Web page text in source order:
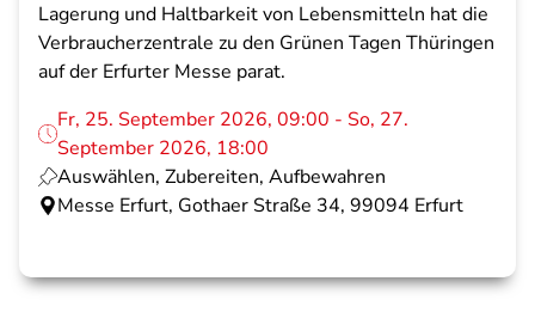
Lagerung und Haltbarkeit von Lebensmitteln hat die
Verbraucherzentrale zu den Grünen Tagen Thüringen
auf der Erfurter Messe parat.
Fr, 25. September 2026, 09:00 - So, 27.
September 2026, 18:00
Auswählen, Zubereiten, Aufbewahren
Messe Erfurt, Gothaer Straße 34, 99094 Erfurt